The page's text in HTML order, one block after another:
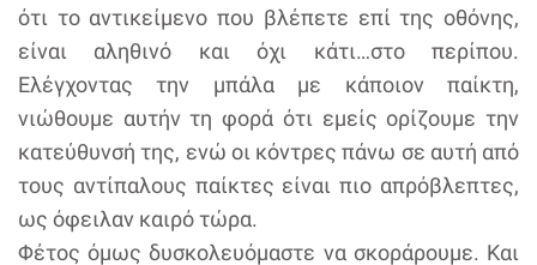
ότι το αντικείμενο που βλέπετε επί της οθόνης,
είναι αληθινό και όχι κάτι…στο περίπου.
Ελέγχοντας την μπάλα με κάποιον παίκτη,
νιώθουμε αυτήν τη φορά ότι εμείς ορίζουμε την
κατεύθυνσή της, ενώ οι κόντρες πάνω σε αυτή από
τους αντίπαλους παίκτες είναι πιο απρόβλεπτες,
ως όφειλαν καιρό τώρα.
Φέτος όμως δυσκολευόμαστε να σκοράρουμε. Και